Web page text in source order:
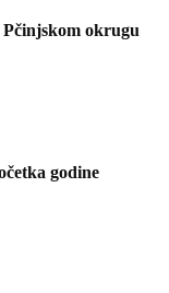
okrugu
godine